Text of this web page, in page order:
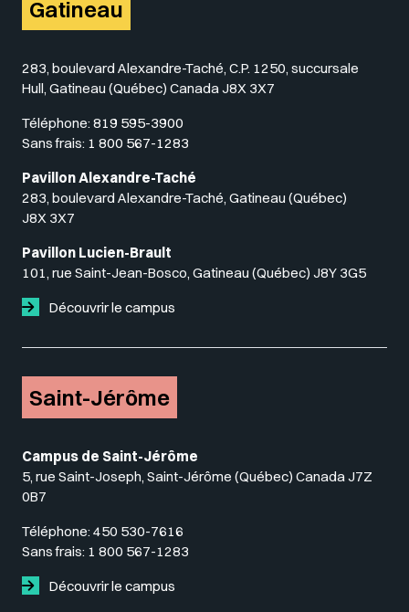
Gatineau
283, boulevard Alexandre-Taché, C.P. 1250, succursale
Hull, Gatineau (Québec) Canada J8X 3X7
Téléphone: 819 595-3900
Sans frais: 1 800 567-1283
Pavillon Alexandre-Taché
283, boulevard Alexandre-Taché, Gatineau (Québec)
J8X 3X7
Pavillon Lucien-Brault
101, rue Saint-Jean-Bosco, Gatineau (Québec) J8Y 3G5
Découvrir le campus
Saint-Jérôme
Campus de Saint-Jérôme
5, rue Saint-Joseph, Saint-Jérôme (Québec) Canada J7Z
0B7
Téléphone: 450 530-7616
Sans frais: 1 800 567-1283
Découvrir le campus